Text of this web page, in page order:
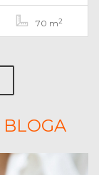
70 m2
BLOGA